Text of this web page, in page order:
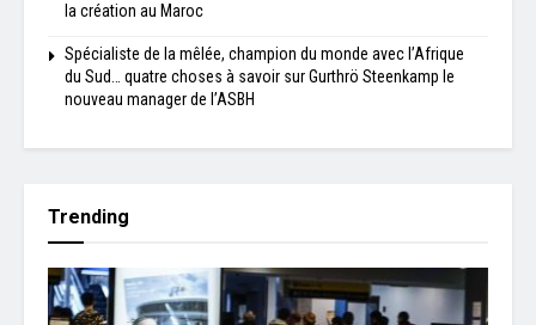
la création au Maroc
Spécialiste de la mêlée, champion du monde avec l’Afrique
du Sud… quatre choses à savoir sur Gurthrö Steenkamp le
nouveau manager de l’ASBH
Trending